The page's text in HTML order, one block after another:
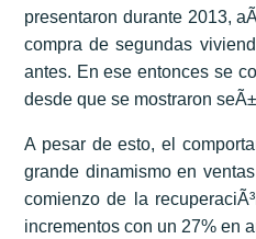
presentaron durante 2013,
compra de segundas
antes. En ese entonces se
desde que se mostraron
A pesar de esto, el
grande dinamismo en
comienzo de la
incrementos con un 27% en